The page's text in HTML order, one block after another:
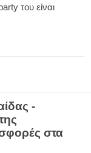
του είναι
-
στα